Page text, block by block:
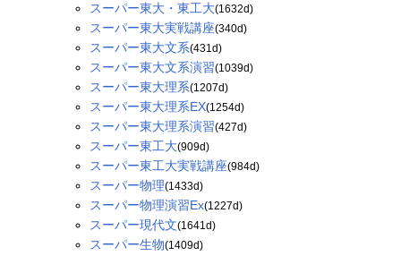
スーパー東大・東工大(1632d)
スーパー東大実戦講座(340d)
スーパー東大文系(431d)
スーパー東大文系演習(1039d)
スーパー東大理系(1207d)
スーパー東大理系EX(1254d)
スーパー東大理系演習(427d)
スーパー東工大(909d)
スーパー東工大実戦講座(984d)
スーパー物理(1433d)
スーパー物理演習Ex(1227d)
スーパー現代文(1641d)
スーパー生物(1409d)